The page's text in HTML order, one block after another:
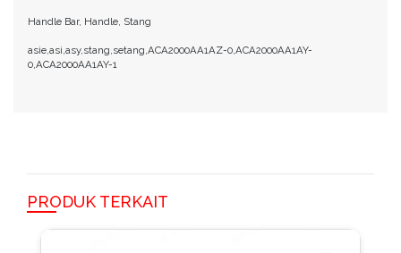
Handle Bar, Handle, Stang
asie,asi,asy,stang,setang,ACA2000AA1AZ-0,ACA2000AA1AY-
0,ACA2000AA1AY-1
PRODUK TERKAIT